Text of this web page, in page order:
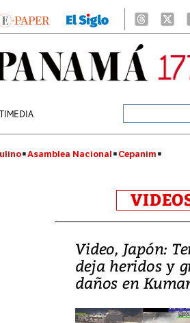
Asamblea Nacional Cepanim
Video, Japón:
deja heridos y
daños en